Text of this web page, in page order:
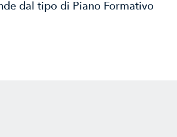
dal tipo di Piano Formativo